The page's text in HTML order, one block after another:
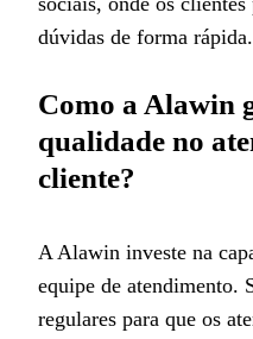
dúvidas de forma rápida.
Como a Alawin
qualidade no
cliente?
A Alawin investe na
equipe de atendimento.
regulares para que os